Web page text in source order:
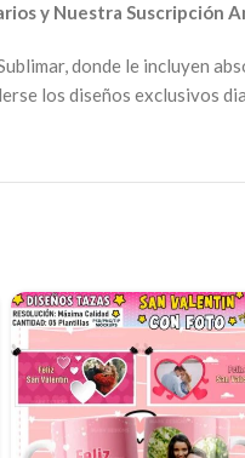
y Nuestra Suscripción
donde le incluyen
los diseños exclusivos